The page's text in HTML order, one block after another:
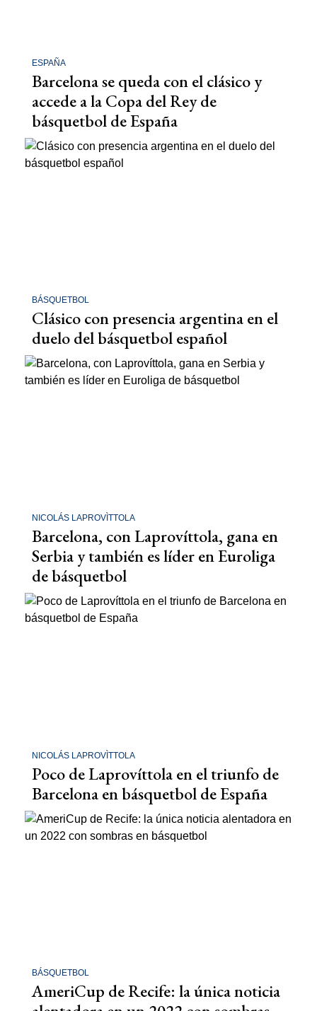
ESPAÑA
Barcelona se queda con el clásico y
accede a la Copa del Rey de
básquetbol de España
BÁSQUETBOL
Clásico con presencia argentina en el
duelo del básquetbol español
NICOLÁS LAPROVÌTTOLA
Barcelona, con Laprovíttola, gana en
Serbia y también es líder en Euroliga
de básquetbol
NICOLÁS LAPROVÌTTOLA
Poco de Laprovíttola en el triunfo de
Barcelona en básquetbol de España
BÁSQUETBOL
AmeriCup de Recife: la única noticia